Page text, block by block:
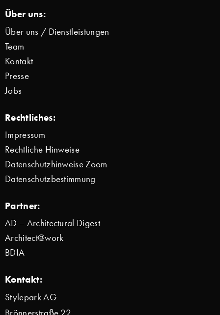
Über uns:
Über uns / Dienstleistungen
Team
Kontakt
Presse
Jobs
Rechtliches:
Impressum
Rechtliche Hinweise
Datenschutzhinweise Zoom
Datenschutzbestimmung
Partner:
AD – Architectural Digest
Architect@work
BDIA
Kontakt:
Stylepark AG